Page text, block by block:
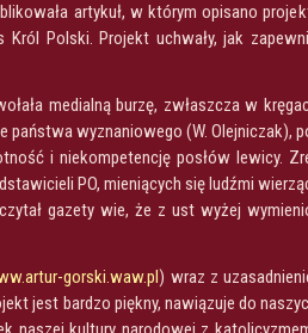
artykuł, w którym opisano
Polski. Projekt uchwały, jak
medialną burzę, zwłaszcza w
wyznaniowego (W. Olejniczak),
i niekompetencję posłów lewicy.
PO, mieniących się ludźmi
gazety wie, że z ust wyżej
gorski.waw.pl) wraz z
jest bardzo piękny, nawiązuje do